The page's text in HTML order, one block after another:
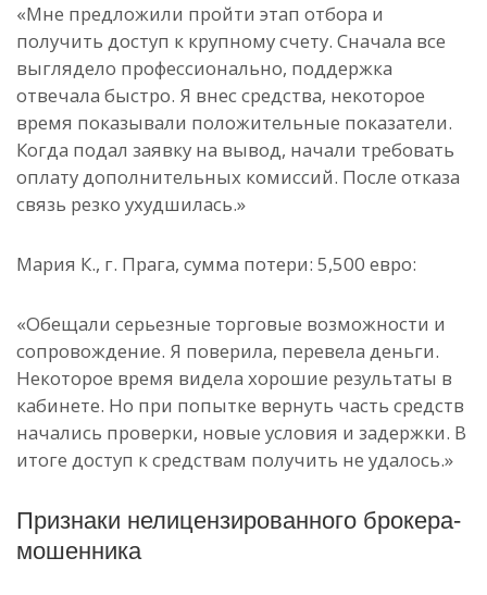
«Мне предложили пройти этап отбора и
получить доступ к крупному счету. Сначала все
выглядело профессионально, поддержка
отвечала быстро. Я внес средства, некоторое
время показывали положительные показатели.
Когда подал заявку на вывод, начали требовать
оплату дополнительных комиссий. После отказа
связь резко ухудшилась.»
Мария К., г. Прага, сумма потери: 5,500 евро:
«Обещали серьезные торговые возможности и
сопровождение. Я поверила, перевела деньги.
Некоторое время видела хорошие результаты в
кабинете. Но при попытке вернуть часть средств
начались проверки, новые условия и задержки. В
итоге доступ к средствам получить не удалось.»
Признаки нелицензированного брокера-
мошенника